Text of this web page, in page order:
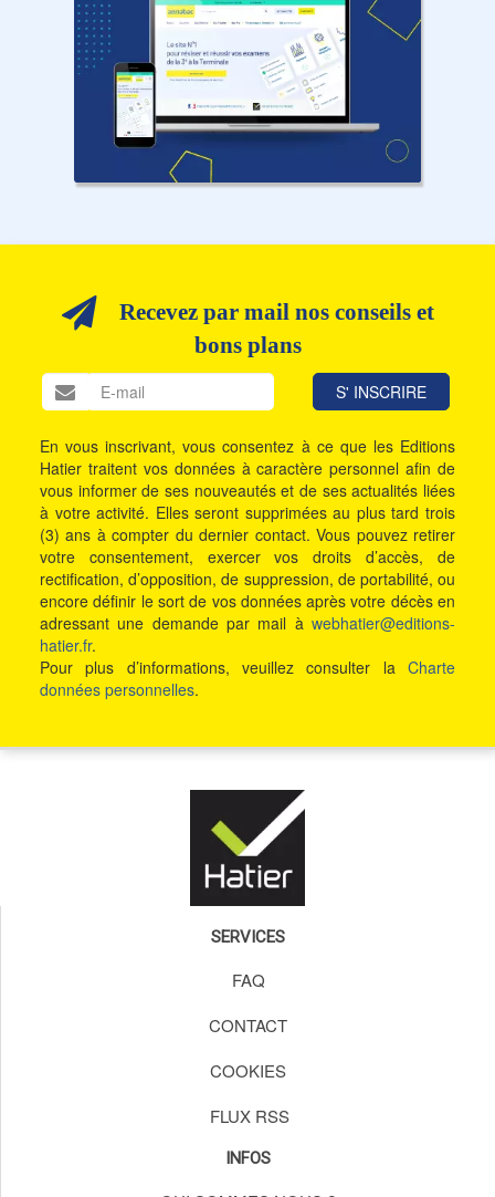
Recevez par mail nos conseils et
bons plans
En vous inscrivant, vous consentez à ce que les Editions
Hatier traitent vos données à caractère personnel afin de
vous informer de ses nouveautés et de ses actualités liées
à votre activité. Elles seront supprimées au plus tard trois
(3) ans à compter du dernier contact. Vous pouvez retirer
votre consentement, exercer vos droits d’accès, de
rectification, d’opposition, de suppression, de portabilité, ou
encore définir le sort de vos données après votre décès en
adressant une demande par mail à webhatier@editions-
hatier.fr.
Pour plus d’informations, veuillez consulter la Charte
données personnelles.
SERVICES
FAQ
CONTACT
COOKIES
FLUX RSS
INFOS